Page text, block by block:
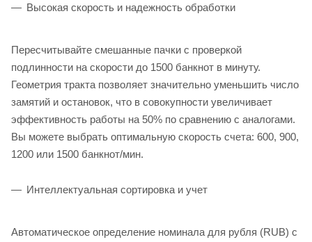
Высокая скорость и надежность обработки
Пересчитывайте смешанные пачки с проверкой
подлинности на скорости до 1500 банкнот в минуту.
Геометрия тракта позволяет значительно уменьшить число
замятий и остановок, что в совокупности увеличивает
эффективность работы на 50% по сравнению с аналогами.
Вы можете выбрать оптимальную скорость счета: 600, 900,
1200 или 1500 банкнот/мин.
Интеллектуальная сортировка и учет
Автоматическое определение номинала для рубля (RUB) с